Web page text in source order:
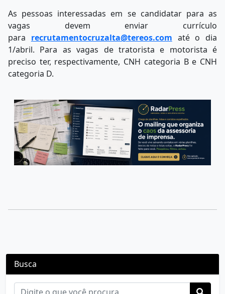
As pessoas interessadas em se candidatar para as
vagas devem enviar currículo
para recrutamentocruzalta@tereos.com até o dia
1/abril. Para as vagas de tratorista e motorista é
preciso ter, respectivamente, CNH categoria B e CNH
categoria D.
Busca